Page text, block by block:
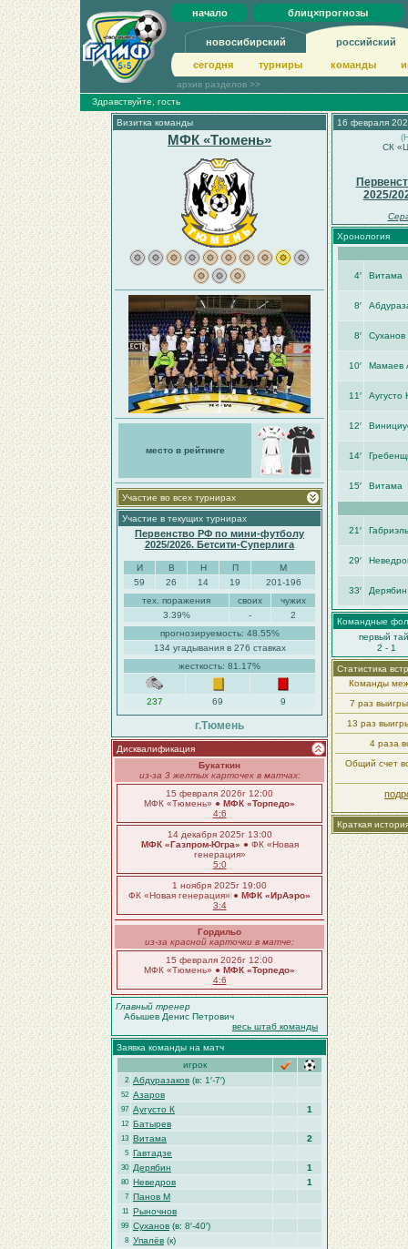
начало блиц×прогнозы
новосибирский российский
сегодня турниры команды
архив разделов >>
Здравствуйте, гость
Визитка команды
МФК «Тюмень»
место в рейтинге
Участие во всех турнирах
Участие в текущих турнирах
Первенство РФ по мини-футболу
2025/2026. Бетсити-Суперлига
И В Н П
М
59
26 14 19
201-196
тех. поражения
своих
чужих
3.39%
-
2
прогнозируемость: 48.55%
134 угадывания в 276 ставках
жесткость: 81.17%
237 69 9
г.Тюмень
Дисквалификация
Букаткин
из-за 3 желтых карточек в матчах:
15 февраля 2026г 12:00
МФК «Тюмень» ● МФК «Торпедо»
4:6
14 декабря 2025г 13:00
МФК «Газпром-Югра» ● ФК «Новая
генерация»
5:0
1 ноября 2025г 19:00
ФК «Новая генерация» ● МФК «ИрАэро»
3:4
Гордильо
из-за красной карточки в матче:
15 февраля 2026г 12:00
МФК «Тюмень» ● МФК «Торпедо»
4:6
Главный тренер
Абышев Денис Петрович
весь штаб команды
Заявка команды на матч
игрок
2 Абдуразаков (в: 1′-7′)
52 Азаров
97 Аугусто К 1
12 Батырев
13 Витама 2
5 Гавтадзе
30 Дерябин 1
80 Неведров 1
7 Панов М
11 Рыночнов
99 Суханов (в: 8′-40′)
8 Упалёв (к)
16 февраля
СК
2025/
Хронология
4′ Витама
8′
8′ Суханов
10′ Мамаев
11′ Аугусто
12′
14′
15′ Витама
21′
29′
33′ Дерябин
Командные
первый
2 - 1
Статистика
Команды
7 раз
13 раз
4 раза
Общий счет
Краткая